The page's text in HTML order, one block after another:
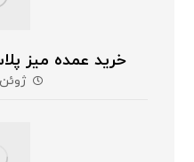
خرید عمده میز
ژوئن ۳, ۲۰۲۶